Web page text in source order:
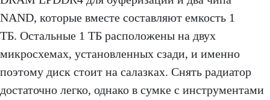
NAND, которые вместе составляют емкость 1
ТБ. Остальные 1 ТБ расположены на двух
микросхемах, установленных сзади, и именно
поэтому диск стоит на салазках. Снять радиатор
достаточно легко, однако в сумке с инструментами